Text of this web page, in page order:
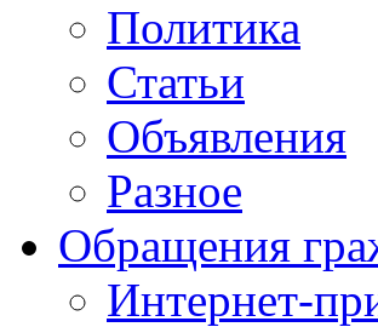
Политика
Статьи
Объявления
Разное
Обращения
Интернет-